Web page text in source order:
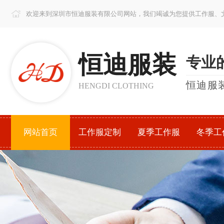
欢迎来到深圳市恒迪服装有限公司网站，我们竭诚为您提供工作服
恒迪服装
HENGDI CLOTHING
专业
恒迪服
网站首页 工作服定制 夏季工作服 冬季工